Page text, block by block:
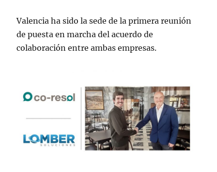
Valencia ha sido la sede de la primera reunión
de puesta en marcha del acuerdo de
colaboración entre ambas empresas.